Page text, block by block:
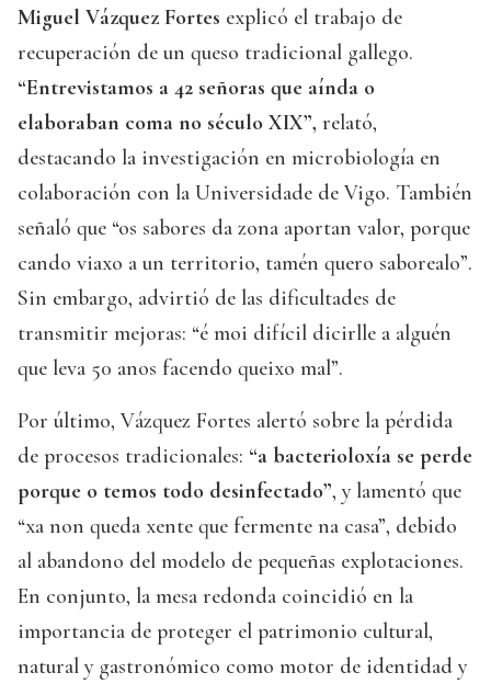
Miguel Vázquez Fortes explicó el trabajo de
recuperación de un queso tradicional gallego.
“Entrevistamos a 42 señoras que aínda o
elaboraban coma no século XIX”, relató,
destacando la investigación en microbiología en
colaboración con la Universidade de Vigo. También
señaló que “os sabores da zona aportan valor, porque
cando viaxo a un territorio, tamén quero saborealo”.
Sin embargo, advirtió de las dificultades de
transmitir mejoras: “é moi difícil dicirlle a alguén
que leva 50 anos facendo queixo mal”.
Por último, Vázquez Fortes alertó sobre la pérdida
de procesos tradicionales: “a bacterioloxía se perde
porque o temos todo desinfectado”, y lamentó que
“xa non queda xente que fermente na casa”, debido
al abandono del modelo de pequeñas explotaciones.
En conjunto, la mesa redonda coincidió en la
importancia de proteger el patrimonio cultural,
natural y gastronómico como motor de identidad y